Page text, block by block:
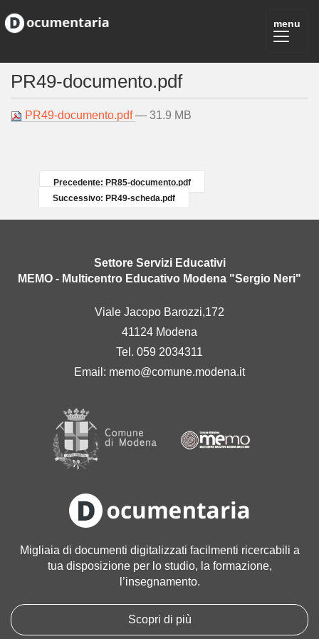
PR49-documento.pdf
PR49-documento.pdf— 31.9 MB
Precedente: PR85-documento.pdf
Successivo: PR49-scheda.pdf
Settore Servizi Educativi
MEMO - Multicentro Educativo Modena "Sergio Neri"
Viale Jacopo Barozzi,172
41124 Modena
Tel. 059 2034311
Email: memo@comune.modena.it
Migliaia di documenti digitalizzati facilmenti ricercabili a
tua disposizione per lo studio, la formazione,
l’insegnamento.
Scopri di più